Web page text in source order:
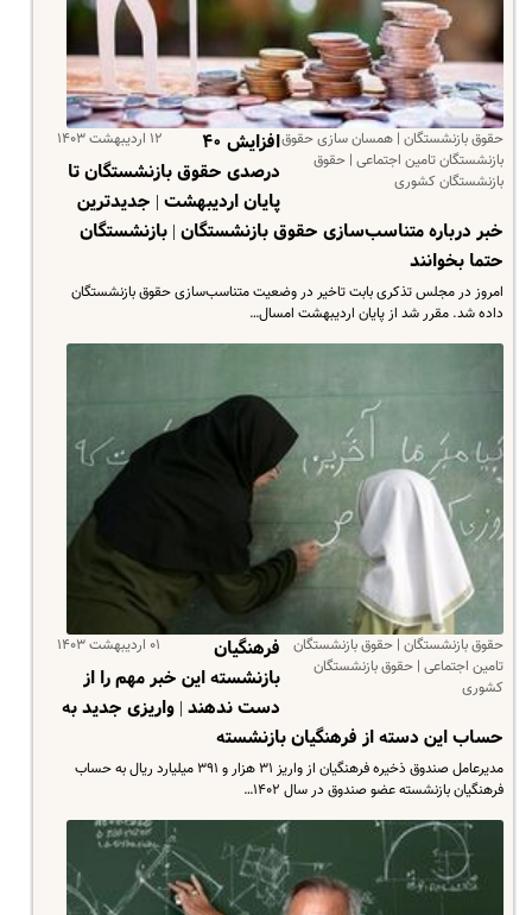
حقوق بازنشستگان | همسان سازی حقوق
بازنشستگان تامین اجتماعی | حقوق
بازنشستگان کشوری
۱۲ اردیبهشت ۱۴۰۳
افزایش ۴۰
درصدی حقوق بازنشستگان تا
پایان اردیبهشت | جدیدترین
خبر درباره متناسب‌سازی حقوق بازنشستگان | بازنشستگان
حتما بخوانند
امروز در مجلس تذکری بابت تاخیر در وضعیت متناسب‌سازی حقوق بازنشستگان
داده شد. مقرر شد از پایان اردیبهشت امسال…
حقوق بازنشستگان | حقوق بازنشستگان
تامین اجتماعی | حقوق بازنشستگان
کشوری
۰۱ اردیبهشت ۱۴۰۳
فرهنگیان
بازنشسته این خبر مهم را از
دست ندهند |‌ واریزی جدید به
حساب این دسته از فرهنگیان بازنشسته
مدیرعامل صندوق ذخیره فرهنگیان از واریز ۳۱ هزار و ۳۹۱ میلیارد ریال به حساب
فرهنگیان بازنشسته عضو صندوق در سال ۱۴۰۲…